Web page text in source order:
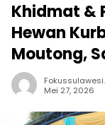
Khidmat &
Hewan
Moutong,
Mei 27, 2026